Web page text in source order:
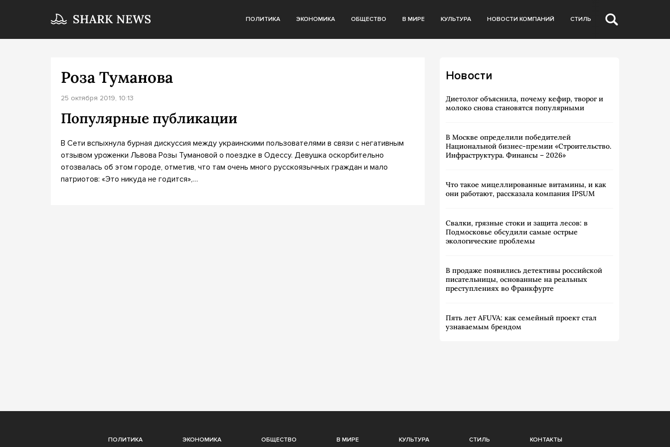
ПОЛИТИКА ЭКОНОМИКА ОБЩЕСТВО В МИРЕ КУЛЬТУРА НОВОСТИ КОМПАНИЙ СТИЛЬ
Роза Туманова
25 октября 2019, 10:13
Популярные публикации
В Сети вспыхнула бурная дискуссия между украинскими пользователями в связи с негативным
отзывом уроженки Львова Розы Тумановой о поездке в Одессу. Девушка оскорбительно
отозвалась об этом городе, отметив, что там очень много русскоязычных граждан и мало
патриотов: «Это никуда не годится»,…
Новости
Диетолог объяснила, почему кефир, творог и
молоко снова становятся популярными
В Москве определили победителей
Национальной бизнес-премии «Строительство.
Инфраструктура. Финансы – 2026»
Что такое мицеллированные витамины, и как
они работают, рассказала компания IPSUM
Свалки, грязные стоки и защита лесов: в
Подмосковье обсудили самые острые
экологические проблемы
В продаже появились детективы российской
писательницы, основанные на реальных
преступлениях во Франкфурте
Пять лет AFUVA: как семейный проект стал
узнаваемым брендом
ПОЛИТИКА ЭКОНОМИКА ОБЩЕСТВО В МИРЕ КУЛЬТУРА СТИЛЬ КОНТАКТЫ